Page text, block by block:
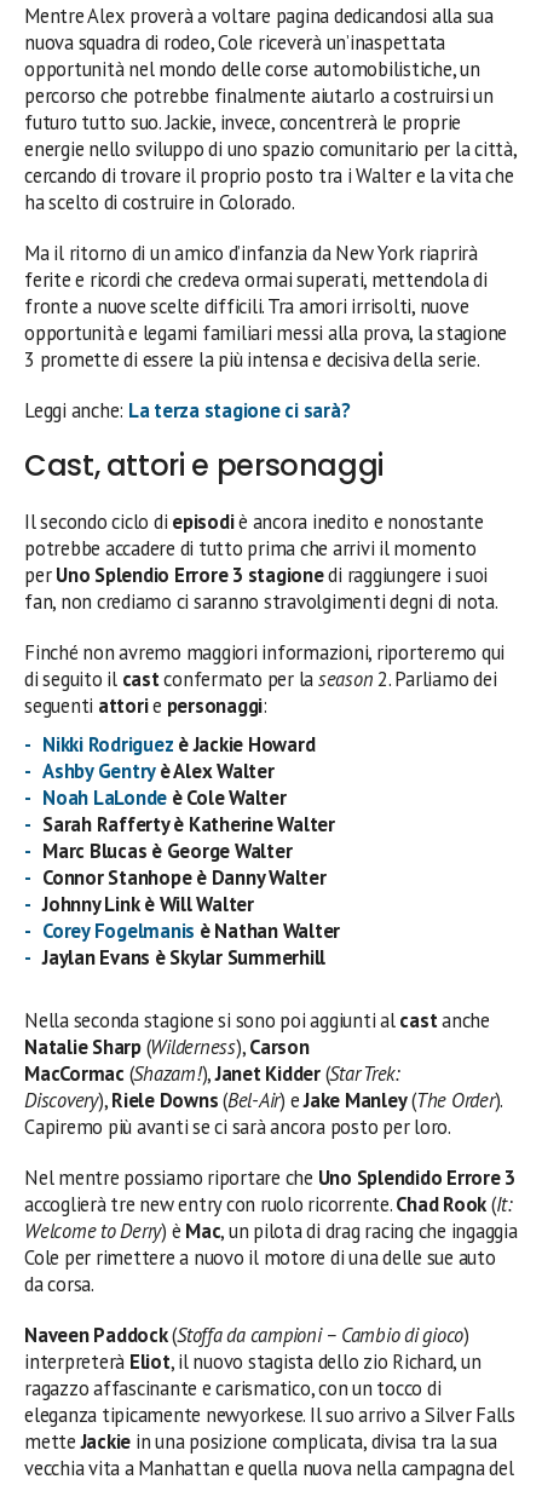
Mentre Alex proverà a voltare pagina dedicandosi alla sua
nuova squadra di rodeo, Cole riceverà un’inaspettata
opportunità nel mondo delle corse automobilistiche, un
percorso che potrebbe finalmente aiutarlo a costruirsi un
futuro tutto suo. Jackie, invece, concentrerà le proprie
energie nello sviluppo di uno spazio comunitario per la città,
cercando di trovare il proprio posto tra i Walter e la vita che
ha scelto di costruire in Colorado.
Ma il ritorno di un amico d’infanzia da New York riaprirà
ferite e ricordi che credeva ormai superati, mettendola di
fronte a nuove scelte difficili. Tra amori irrisolti, nuove
opportunità e legami familiari messi alla prova, la stagione
3 promette di essere la più intensa e decisiva della serie.
Leggi anche: La terza stagione ci sarà?
Cast, attori e personaggi
Il secondo ciclo di episodiè ancora inedito e nonostante
potrebbe accadere di tutto prima che arrivi il momento
perUno Splendio Errore 3 stagionedi raggiungere i suoi
fan, non crediamo ci saranno stravolgimenti degni di nota.
Finché non avremo maggiori informazioni, riporteremo qui
di seguito il castconfermato per laseason2. Parliamo dei
seguenti attorie personaggi:
Nikki Rodriguez è Jackie Howard
Ashby Gentryè Alex Walter
Noah LaLonde è Cole Walter
Sarah Rafferty è Katherine Walter
Marc Blucas è George Walter
Connor Stanhope è Danny Walter
Johnny Link è Will Walter
Corey Fogelmanis è Nathan Walter
Jaylan Evans è Skylar Summerhill
Nella seconda stagione si sono poi aggiunti alcastanche
Natalie Sharp(Wilderness),Carson
MacCormac (Shazam!),Janet Kidder(Star Trek:
Discovery),Riele Downs(Bel-Air) eJake Manley(The Order).
Capiremo più avanti se ci sarà ancora posto per loro.
Nel mentre possiamo riportare che Uno Splendido Errore 3
accoglierà tre new entry con ruolo ricorrente.Chad Rook(It:
Welcome to Derry) è Mac, un pilota di drag racing che ingaggia
Cole per rimettere a nuovo il motore di una delle sue auto
da corsa.
Naveen Paddock(Stoffa da campioni – Cambio di gioco)
interpreterà Eliot, il nuovo stagista dello zio Richard, un
ragazzo affascinante e carismatico, con un tocco di
eleganza tipicamente newyorkese. Il suo arrivo a Silver Falls
metteJackie in una posizione complicata, divisa tra la sua
vecchia vita a Manhattan e quella nuova nella campagna del